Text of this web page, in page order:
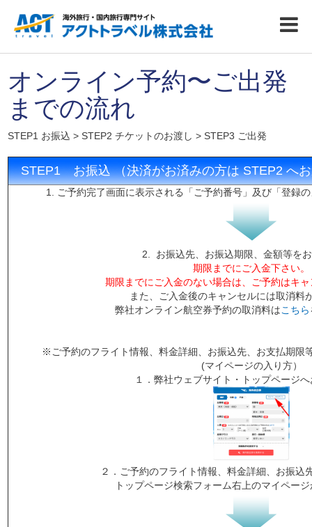
オンライン予約〜ご出発
までの流れ
STEP1 お振込 > STEP2 チケットのお渡し > STEP3 ご出発
STEP1 お振込 （決済がお済みの方は STEP2 へお
1. ご予約完了画面に表示される「ご予約番号」及び「登録
2. お振込先、お振込期限、金額等を
期限までにご入金下さい。
期限までにご入金のない場合は、ご予約はキ
また、ご入金後のキャンセルには取消料
弊社オンライン航空券予約の取消料はこちら
※ご予約のフライト情報、料金詳細、お振込先、お支払期限
(マイページの入り方）
１．弊社ウェブサイト・トップページ
２．ご予約のフライト情報、料金詳細、お振込
トップページ検索フォーム右上のマイペー